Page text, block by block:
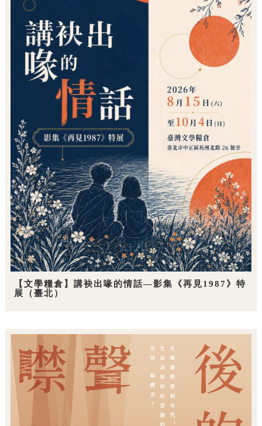
【文學糧倉】講袂出喙的情話—影集《再見1987》特
展（臺北）